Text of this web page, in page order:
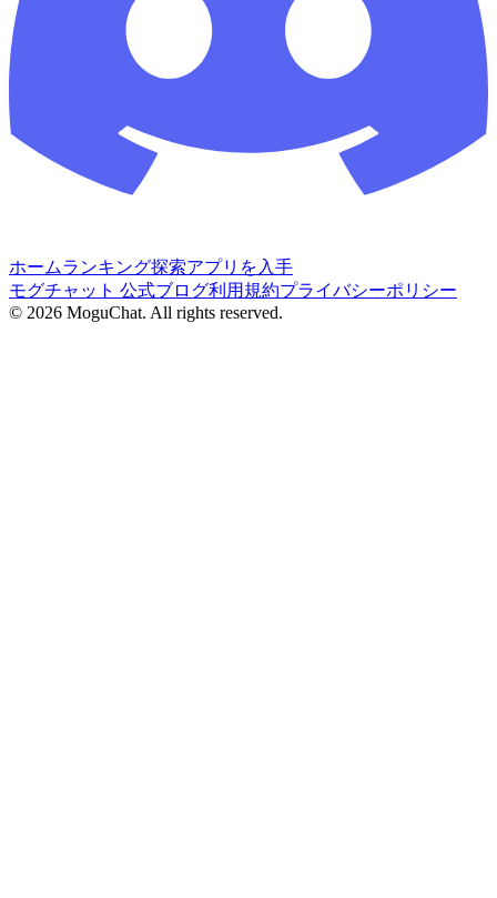
ホームランキング探索アプリを入手
モグチャット 公式ブログ利用規約プライバシーポリシー
© 2026 MoguChat. All rights reserved.